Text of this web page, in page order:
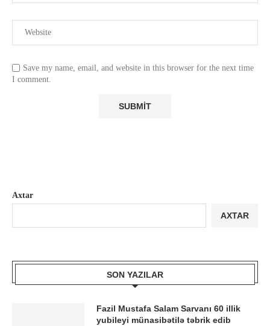
Save my name, email, and website in this browser for the next time
I comment.
Axtar
AXTAR
SON YAZILAR
Fazil Mustafa Salam Sarvanı 60 illik
yubileyi münasibətilə təbrik edib